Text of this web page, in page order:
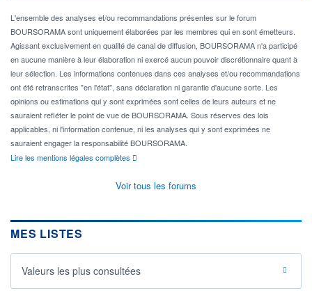
L'ensemble des analyses et/ou recommandations présentes sur le forum
BOURSORAMA sont uniquement élaborées par les membres qui en sont émetteurs.
Agissant exclusivement en qualité de canal de diffusion, BOURSORAMA n'a participé
en aucune manière à leur élaboration ni exercé aucun pouvoir discrétionnaire quant à
leur sélection. Les informations contenues dans ces analyses et/ou recommandations
ont été retranscrites "en l'état", sans déclaration ni garantie d'aucune sorte. Les
opinions ou estimations qui y sont exprimées sont celles de leurs auteurs et ne
sauraient refléter le point de vue de BOURSORAMA. Sous réserves des lois
applicables, ni l'information contenue, ni les analyses qui y sont exprimées ne
sauraient engager la responsabilité BOURSORAMA.
Lire les mentions légales complètes
Voir tous les forums
MES LISTES
Valeurs les plus consultées